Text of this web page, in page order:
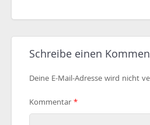
Schreibe einen
Deine E-Mail-Adresse wird nicht
Kommentar *